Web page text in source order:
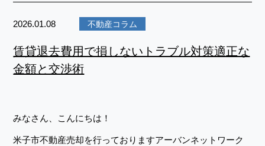
賃貸退去費用で損しないトラブル対策適正な
金額と交渉術
2026.01.08 不動産コラム
みなさん、こんにちは！
米子市不動産売却を行っておりますアーバンネットワーク